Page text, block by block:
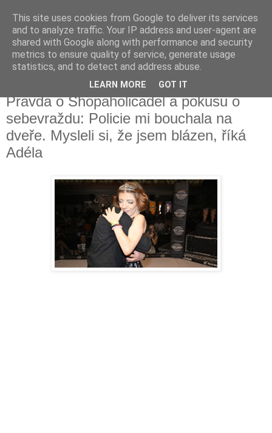
Fakečlánky
Věř všemu co tady vidíš.
sobota 23. září 2023
Pravda o Shopaholicadel a pokusu o
sebevraždu: Policie mi bouchala na
dveře. Mysleli si, že jsem blázen, říká
Adéla
This site uses cookies from Google to deliver its services
and to analyze traffic. Your IP address and user-agent are
shared with Google along with performance and security
metrics to ensure quality of service, generate usage
statistics, and to detect and address abuse.
LEARN MORE GOT IT